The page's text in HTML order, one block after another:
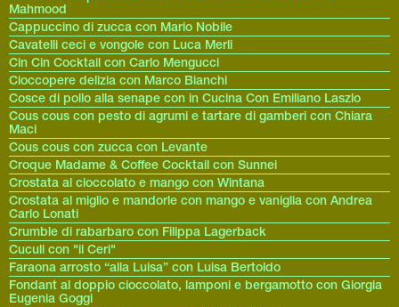
Mahmood
Cappuccino di zucca con Mario Nobile
Cavatelli ceci e vongole con Luca Merli
Cin Cin Cocktail con Carlo Mengucci
Cioccopere delizia con Marco Bianchi
Cosce di pollo alla senape con in Cucina Con Emiliano Laszlo
Cous cous con pesto di agrumi e tartare di gamberi con Chiara
Maci
Cous cous con zucca con Levante
Croque Madame & Coffee Cocktail con Sunnei
Crostata al cioccolato e mango con Wintana
Crostata al miglio e mandorle con mango e vaniglia con Andrea
Carlo Lonati
Crumble di rabarbaro con Filippa Lagerback
Cuculi con "il Ceri"
Faraona arrosto “alla Luisa” con Luisa Bertoldo
Fondant al doppio cioccolato, lamponi e bergamotto con Giorgia
Eugenia Goggi